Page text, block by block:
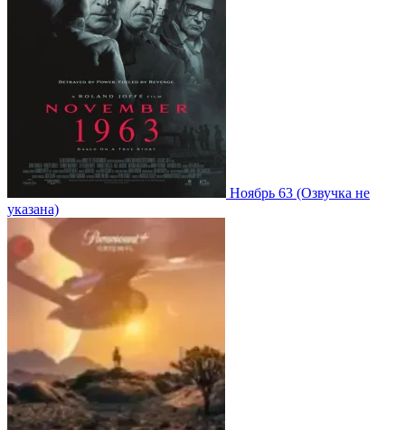
Ноябрь 63 (Озвучка не
указана)